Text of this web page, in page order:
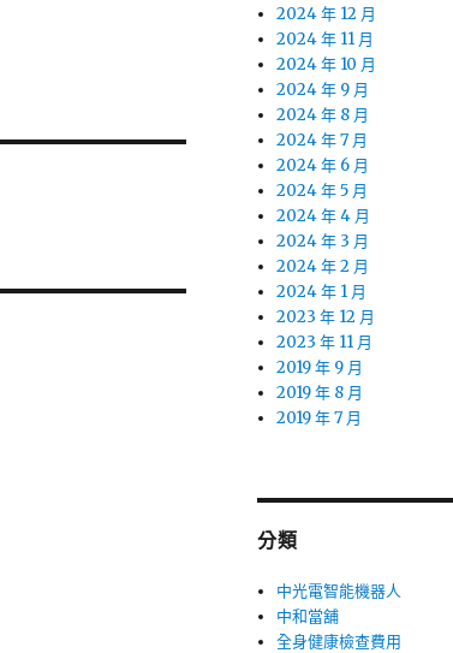
2024 年 12 月
2024 年 11 月
2024 年 10 月
2024 年 9 月
2024 年 8 月
2024 年 7 月
2024 年 6 月
2024 年 5 月
2024 年 4 月
2024 年 3 月
2024 年 2 月
2024 年 1 月
2023 年 12 月
2023 年 11 月
2019 年 9 月
2019 年 8 月
2019 年 7 月
分類
中光電智能機器人
中和當舖
全身健康檢查費用